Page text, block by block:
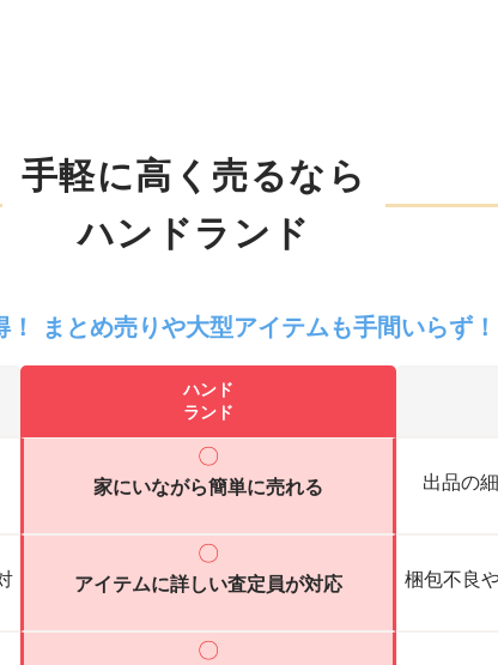
手軽に高く売るなら
ハンドランド
！ まとめ売りや大型アイテムも手間いらず！
ハンド
ランド
〇
家にいながら簡単に売れる
出品の
〇
アイテムに詳しい査定員が対応
梱包不良
〇